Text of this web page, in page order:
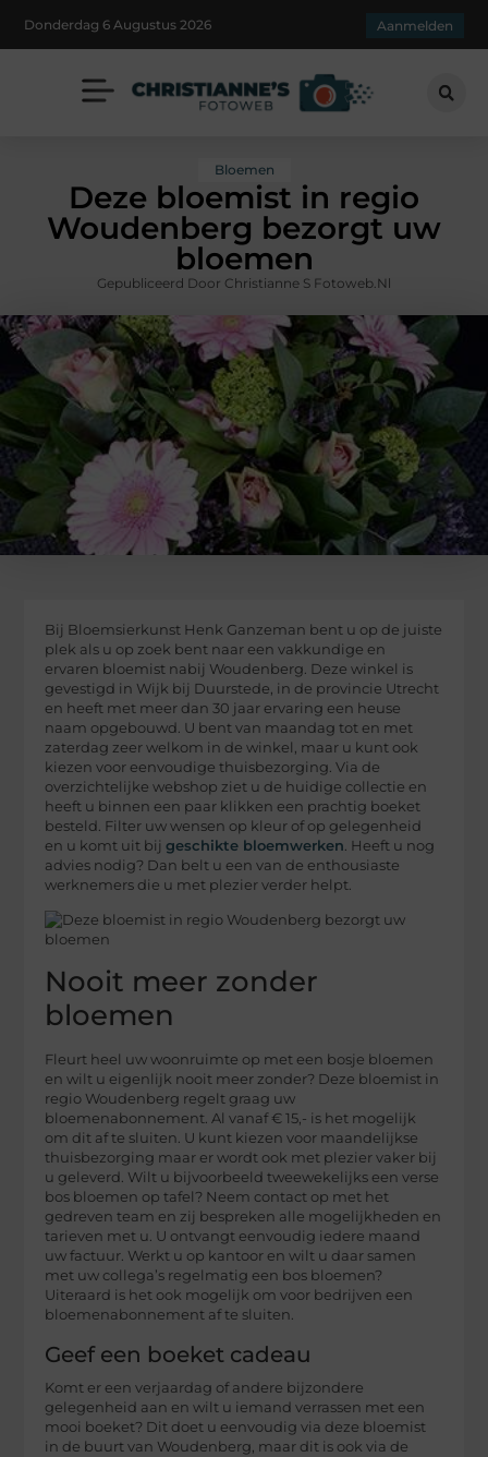
Donderdag 6 Augustus 2026 Aanmelden
Bloemen
Deze bloemist in regio
Woudenberg bezorgt uw
bloemen
Gepubliceerd Door Christianne S Fotoweb.nl
Bij Bloemsierkunst Henk Ganzeman bent u op de juiste
plek als u op zoek bent naar een vakkundige en
ervaren bloemist nabij Woudenberg. Deze winkel is
gevestigd in Wijk bij Duurstede, in de provincie Utrecht
en heeft met meer dan 30 jaar ervaring een heuse
naam opgebouwd. U bent van maandag tot en met
zaterdag zeer welkom in de winkel, maar u kunt ook
kiezen voor eenvoudige thuisbezorging. Via de
overzichtelijke webshop ziet u de huidige collectie en
heeft u binnen een paar klikken een prachtig boeket
besteld. Filter uw wensen op kleur of op gelegenheid
en u komt uit bijgeschikte bloemwerken . Heeft u nog
advies nodig? Dan belt u een van de enthousiaste
werknemers die u met plezier verder helpt.
Nooit meer zonder
bloemen
Fleurt heel uw woonruimte op met een bosje bloemen
en wilt u eigenlijk nooit meer zonder? Deze bloemist in
regio Woudenberg regelt graag uw
bloemenabonnement. Al vanaf € 15,- is het mogelijk
om dit af te sluiten. U kunt kiezen voor maandelijkse
thuisbezorging maar er wordt ook met plezier vaker bij
u geleverd. Wilt u bijvoorbeeld tweewekelijks een verse
bos bloemen op tafel? Neem contact op met het
gedreven team en zij bespreken alle mogelijkheden en
tarieven met u. U ontvangt eenvoudig iedere maand
uw factuur. Werkt u op kantoor en wilt u daar samen
met uw collega’s regelmatig een bos bloemen?
Uiteraard is het ook mogelijk om voor bedrijven een
bloemenabonnement af te sluiten.
Geef een boeket cadeau
Komt er een verjaardag of andere bijzondere
gelegenheid aan en wilt u iemand verrassen met een
mooi boeket? Dit doet u eenvoudig via deze bloemist
in de buurt van Woudenberg, maar dit is ook via de